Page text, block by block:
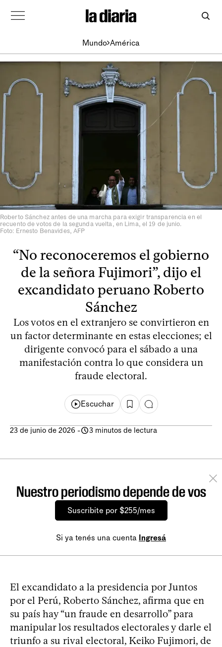
Mundo América
Roberto Sánchez antes de una marcha para exigir transparencia en el
recuento de votos de la segunda vuelta, en Lima, el 19 de junio.
Foto: Ernesto Benavides, AFP
“No reconoceremos el gobierno
de la señora Fujimori”, dijo el
excandidato peruano Roberto
Sánchez
Los votos en el extranjero se convirtieron en
un factor determinante en estas elecciones; el
dirigente convocó para el sábado a una
manifestación contra lo que considera un
fraude electoral.
Escuchar
23 de junio de 2026 - 3 minutos de lectura
Nuestro periodismo depende de vos
Suscribite por $255/mes
Si ya tenés una cuenta Ingresá
El excandidato a la presidencia por Juntos
por el Perú, Roberto Sánchez, afirma que en
su país hay “un fraude en desarrollo” para
manipular los resultados electorales y darle el
triunfo a su rival electoral, Keiko Fujimori, de